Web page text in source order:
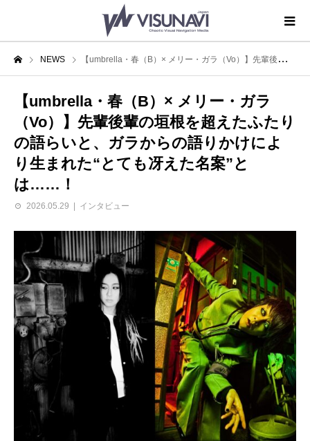
NEWS 【umbrella・春（B）× メリー・ガラ（Vo）】先輩後輩の垣根を超えたふたりの語らいと、ガラからの語りかけにより生まれた“とても冴えた名案”とは……！
【umbrella・春（B）× メリー・ガラ
（Vo）】先輩後輩の垣根を超えたふたり
の語らいと、ガラからの語りかけによ
り生まれた“とても冴えた名案”と
は……！
2026.05.29 インタビュー